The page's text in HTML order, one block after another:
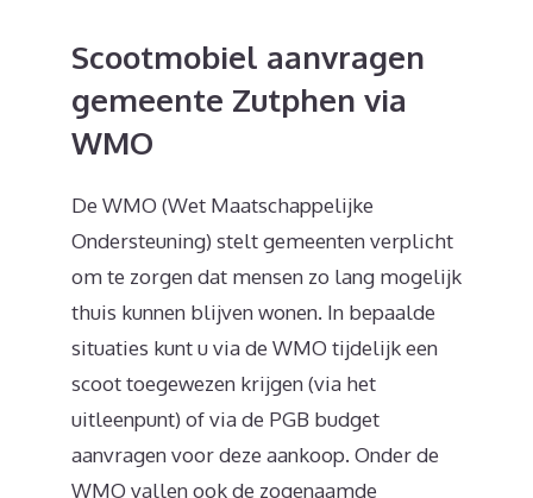
Scootmobiel aanvragen
gemeente Zutphen via
WMO
De WMO (Wet Maatschappelijke
Ondersteuning) stelt gemeenten verplicht
om te zorgen dat mensen zo lang mogelijk
thuis kunnen blijven wonen. In bepaalde
situaties kunt u via de WMO tijdelijk een
scoot toegewezen krijgen (via het
uitleenpunt) of via de PGB budget
aanvragen voor deze aankoop. Onder de
WMO vallen ook de zogenaamde